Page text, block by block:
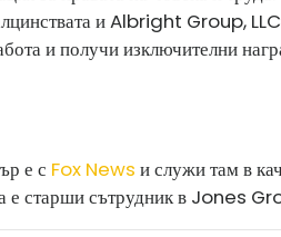
и Albright Group,
и получи изключителни
е с Fox News и служи там в
е старши сътрудник в Jones